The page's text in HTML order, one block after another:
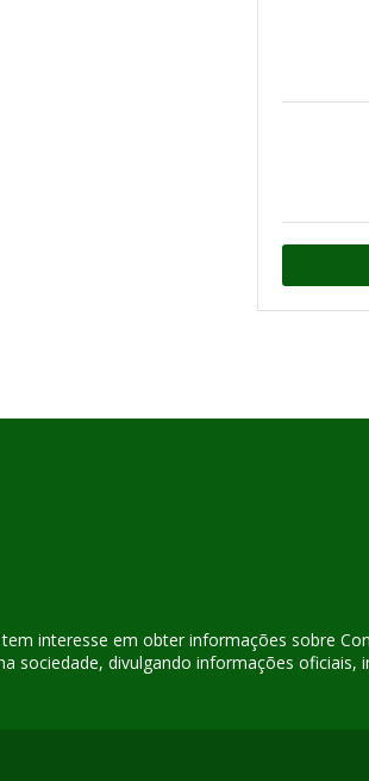
interesse em obter informações sobre
divulgando informações oficiais,